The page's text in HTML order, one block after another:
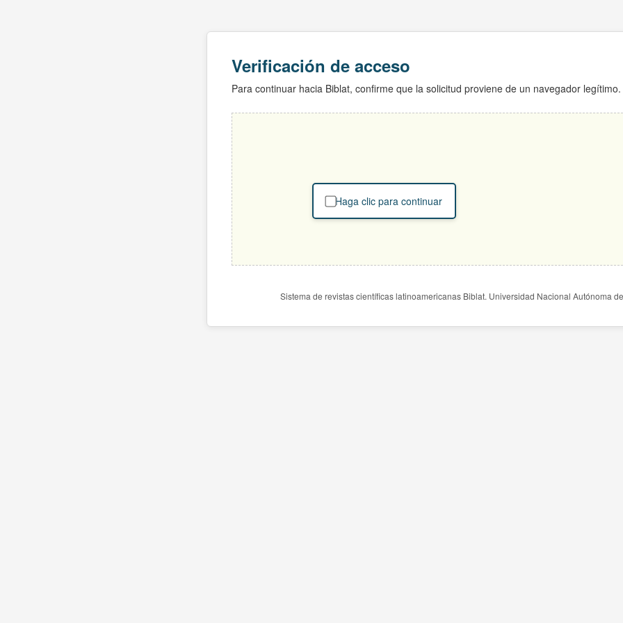
Verificación de acceso
Para continuar hacia Biblat, confirme que la solicitud proviene de un navegador legítimo.
Haga clic para continuar
Sistema de revistas científicas latinoamericanas Biblat. Universidad Nacional Autónoma